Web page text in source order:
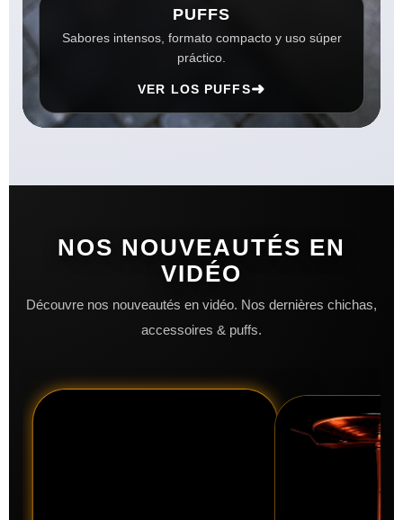
PUFFS
Sabores intensos, formato compacto y uso súper
práctico.
VER LOS PUFFS➜
NOS NOUVEAUTÉS EN
VIDÉO
Découvre nos nouveautés en vidéo. Nos dernières chichas,
accessoires & puffs.